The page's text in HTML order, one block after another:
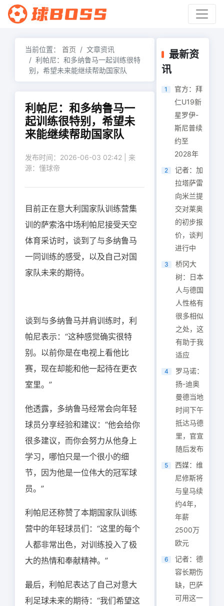
当前位置： 首页
文章资讯
利帕尼：和多纳鲁马一起训练很特
别，希望未来能继续帮助国家队
利帕尼：和多纳鲁马一
起训练很特别，希望未
来能继续帮助国家队
发布时间：2026-06-03 02:42 | 来
源：懂球帝
目前正在意大利国家队训练营集
训的萨索洛中场利帕尼接受天空
体育采访时，谈到了与多纳鲁马
一同训练的感受，以及自己对国
家队未来的期待。
谈到与多纳鲁马并肩训练时，利
帕尼表示：“这种感觉确实很特
别。以前你是在电视上看他比
赛，现在却能和他一起待在更衣
室里。”
他透露，多纳鲁马经常会向年轻
球员分享经验和建议：“他会给你
很多建议，而你会努力从他身上
学习，哪怕只是一个很小的细
节，因为他是一位伟大的冠军球
员。”
利帕尼还称赞了本期国家队训练
营中的年轻球员们： “这里的每个
人都非常出色，对训练投入了极
大的热情和奉献精神。”
最后，利帕尼表达了自己对意大
利足球未来的期待：“我们希望这
最新资
讯
1
官方：拜
仁U19新
星罗伊-
斯尼普续
约至
2028年
2
记者：加
拉塔萨雷
向米兰提
交对莱奥
的初步报
价，谈判
进行中
3
桥冈大
树：日本
人与德国
人性格有
很多相似
之处，这
有助于我
适应
4
罗马诺：
扬-迪奥
曼德当地
时间下午
抵达马德
里，官宣
随后发布
5
西媒：维
尼修斯将
与皇马续
约4年，
年薪
2500万
欧元
6
记者：德
容长期伤
缺，巴萨
可用这一